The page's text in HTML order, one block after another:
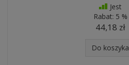
Jest
Rabat: 5 %
44,18 zł
Do koszyka